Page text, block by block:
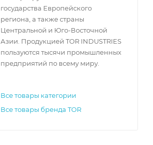
государства Европейского
региона, а также страны
Центральной и Юго-Восточной
Азии. Продукцией TOR INDUSTRIES
пользуются тысячи промышленных
предприятий по всему миру.
Все товары категории
Все товары бренда TOR